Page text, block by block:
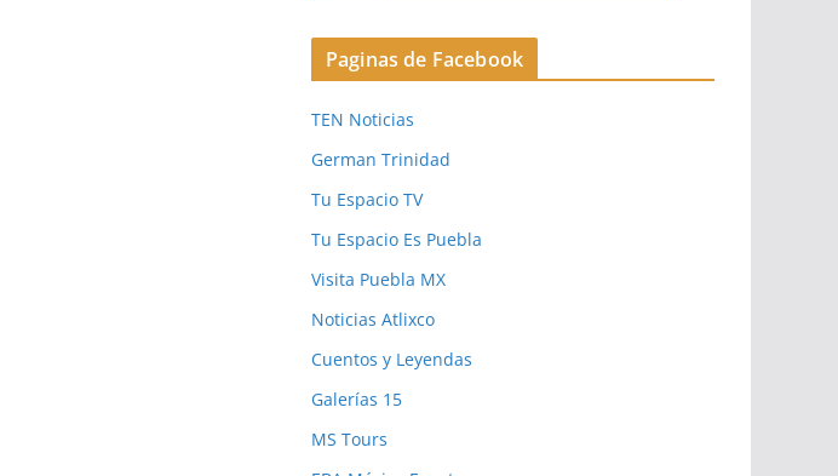
Paginas de Facebook
TEN Noticias
German Trinidad
Tu Espacio TV
Tu Espacio Es Puebla
Visita Puebla MX
Noticias Atlixco
Cuentos y Leyendas
Galerías 15
MS Tours